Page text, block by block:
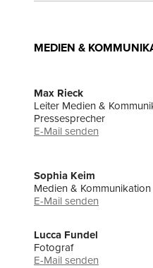
MEDIEN &
Max Rieck
Leiter Medien &
Pressesprecher
E-Mail senden
Sophia Keim
Medien & Kommunikation
E-Mail senden
Lucca Fundel
Fotograf
E-Mail senden